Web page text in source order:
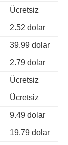
Ücretsiz
2.52 dolar
39.99 dolar
2.79 dolar
Ücretsiz
Ücretsiz
9.49 dolar
19.79 dolar